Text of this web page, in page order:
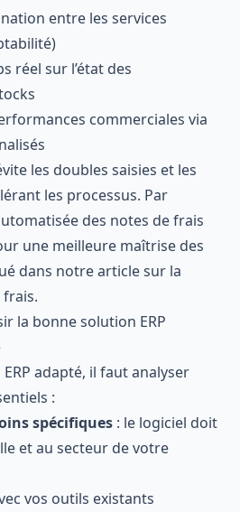
entre les services
réel sur l’état des
commerciales via
les doubles saisies et les
les processus. Par
des notes de frais
une meilleure maîtrise des
dans notre article sur la
frais.
la bonne solution ERP
adapté, il faut analyser
:
spécifiques : le logiciel doit
et au secteur de votre
vos outils existants